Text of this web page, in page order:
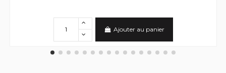
Ajouter au panier